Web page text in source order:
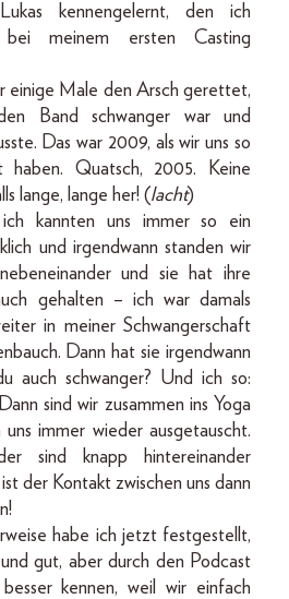
kennengelernt, den ich
meinem ersten Casting
einige Male den Arsch gerettet,
Band schwanger war und
Das war 2009, als wir uns so
haben. Quatsch, 2005. Keine
lange, lange her! (lacht)
kannten uns immer so ein
und irgendwann standen wir
und sie hat ihre
gehalten – ich war damals
in meiner Schwangerschaft
Dann hat sie irgendwann
auch schwanger? Und ich so:
sind wir zusammen ins Yoga
immer wieder ausgetauscht.
sind knapp hintereinander
der Kontakt zwischen uns dann
habe ich jetzt festgestellt,
gut, aber durch den Podcast
kennen, weil wir einfach